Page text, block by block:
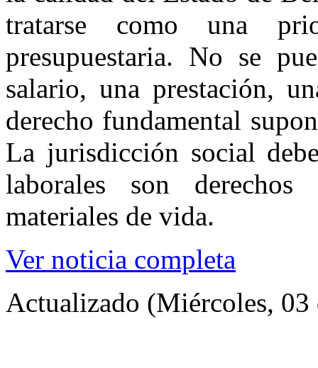
tratarse como una
presupuestaria. No se
salario, una prestación,
derecho fundamental
La jurisdicción social
laborales son
materiales de vida.
Ver noticia completa
Actualizado (Miércoles,